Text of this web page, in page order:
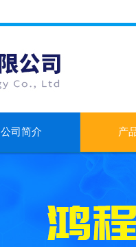
公司简介 产